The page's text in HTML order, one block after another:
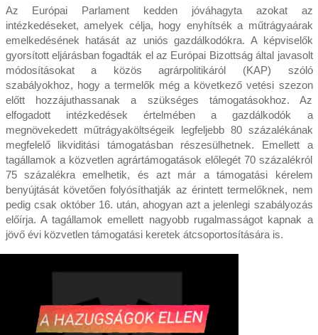
Az Európai Parlament kedden jóváhagyta azokat az
intézkedéseket, amelyek célja, hogy enyhítsék a műtrágyaárak
emelkedésének hatását az uniós gazdálkodókra. A képviselők
gyorsított eljárásban fogadták el az Európai Bizottság által javasolt
módosításokat a közös agrárpolitikáról (KAP) szóló
szabályokhoz, hogy a termelők még a következő vetési szezon
előtt hozzájuthassanak a szükséges támogatásokhoz. Az
elfogadott intézkedések értelmében a gazdálkodók a
megnövekedett műtrágyaköltségeik legfeljebb 80 százalékának
megfelelő likviditási támogatásban részesülhetnek. Emellett a
tagállamok a közvetlen agrártámogatások előlegét 70 százalékról
75 százalékra emelhetik, és azt már a támogatási kérelem
benyújtását követően folyósíthatják az érintett termelőknek, nem
pedig csak október 16. után, ahogyan azt a jelenlegi szabályozás
előírja. A tagállamok emellett nagyobb rugalmasságot kapnak a
jövő évi közvetlen támogatási keretek átcsoportosítására is.